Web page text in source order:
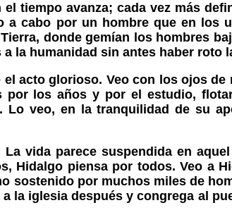
el tiempo avanza; cada vez más
a cabo por un hombre que en los
donde gemían los hombres
la humanidad sin antes haber roto
el acto glorioso. Veo con los ojos
por los años y por el estudio,
Lo veo, en la tranquilidad de su
La vida parece suspendida en
Hidalgo piensa por todos. Veo a
sostenido por muchos miles de
la iglesia después y congrega al